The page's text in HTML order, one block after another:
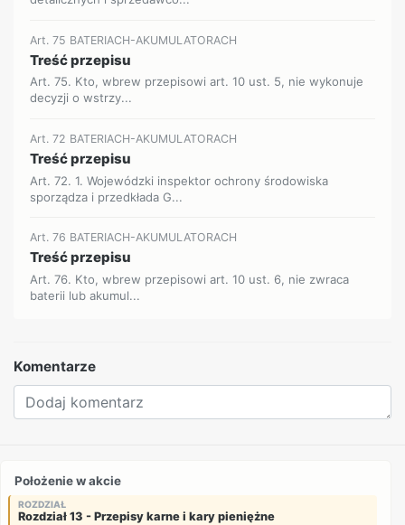
Art. 75 BATERIACH-AKUMULATORACH
Treść przepisu
Art. 75. Kto, wbrew przepisowi art. 10 ust. 5, nie wykonuje
decyzji o wstrzy...
Art. 72 BATERIACH-AKUMULATORACH
Treść przepisu
Art. 72. 1. Wojewódzki inspektor ochrony środowiska
sporządza i przedkłada G...
Art. 76 BATERIACH-AKUMULATORACH
Treść przepisu
Art. 76. Kto, wbrew przepisowi art. 10 ust. 6, nie zwraca
baterii lub akumul...
Komentarze
Położenie w akcie
ROZDZIAŁ
Rozdział 13 - Przepisy karne i kary pieniężne